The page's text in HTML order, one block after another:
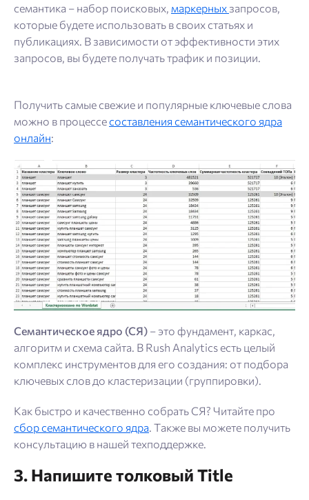
семантика – набор поисковых, маркерных запросов,
которые будете использовать в своих статьях и
публикациях. В зависимости от эффективности этих
запросов, вы будете получать трафик и позиции.
Получить самые свежие и популярные ключевые слова
можно в процессе составления семантического ядра
онлайн:
Семантическое ядро (СЯ) – это фундамент, каркас,
алгоритм и схема сайта. В Rush Analytics есть целый
комплекс инструментов для его создания: от подбора
ключевых слов до кластеризации (группировки).
Как быстро и качественно собрать СЯ? Читайте про
сбор семантического ядра . Также вы можете получить
консультацию в нашей техподдержке.
3. Напишите толковый Title